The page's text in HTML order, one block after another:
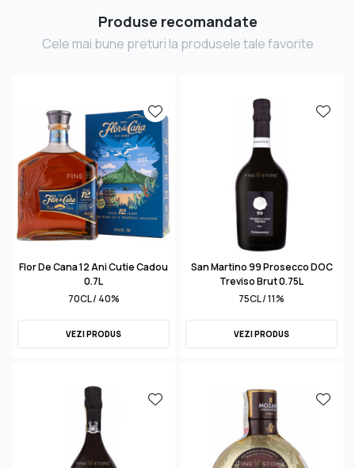
Produse recomandate
Cele mai bune preturi la produsele tale favorite
Flor De Cana 12 Ani Cutie Cadou
0.7L
70CL / 40%
VEZI PRODUS
San Martino 99 Prosecco DOC
Treviso Brut 0.75L
75CL / 11%
VEZI PRODUS